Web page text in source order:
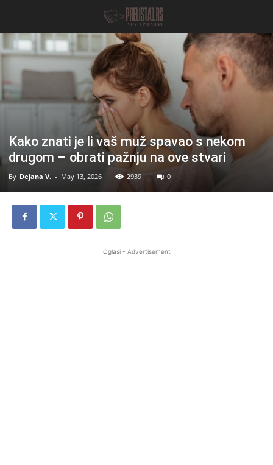
Kako znati je li vaš muž spavao s nekom
drugom – obrati pažnju na ove stvari
By Dejana V. - May 13, 2026 2939 0
Oglasi - Advertisement